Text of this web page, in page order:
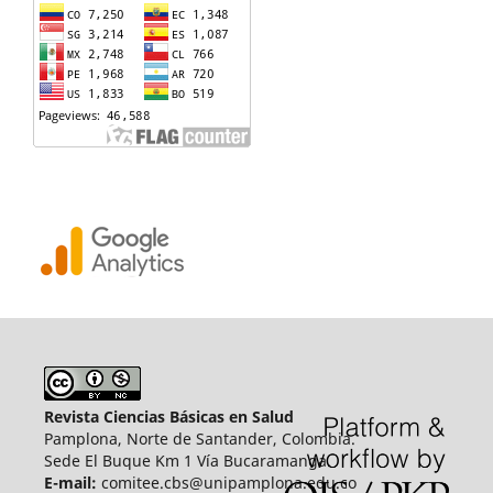
Revista Ciencias Básicas en Salud
Pamplona, Norte de Santander, Colombia.
Sede El Buque Km 1 Vía Bucaramanga.
E-mail: comitee.cbs@unipamplona.edu.co